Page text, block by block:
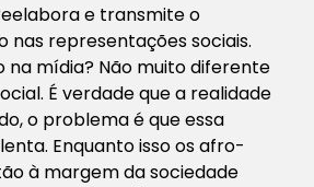
e transmite o
nas representações sociais.
na mídia? Não muito diferente
É verdade que a realidade
o problema é que essa
Enquanto isso os afro-
à margem da sociedade